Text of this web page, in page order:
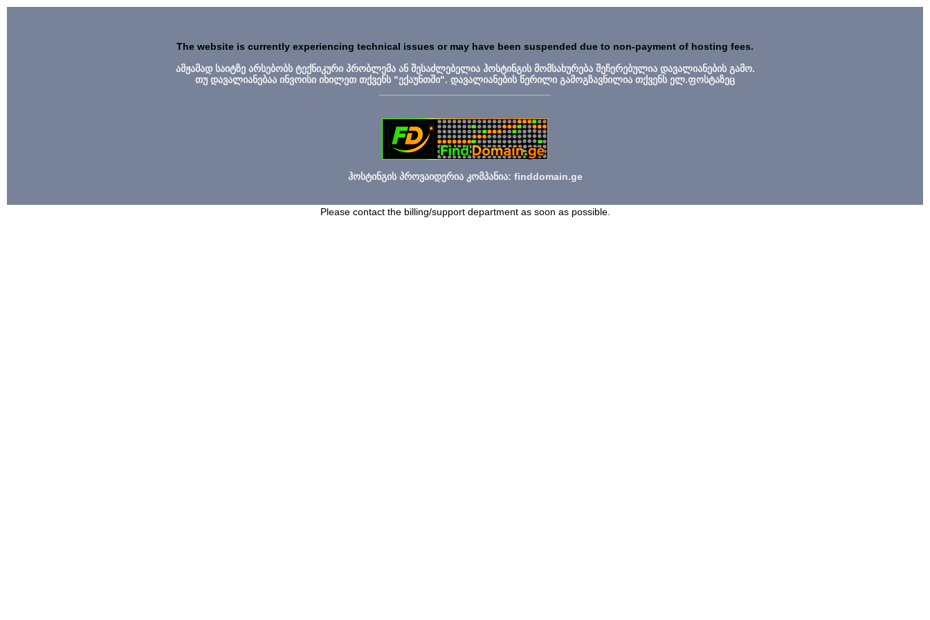
The website is currently experiencing technical issues or may have been suspended due to non-payment of hosting fees.
ამჟამად საიტზე არსებობს ტექნიკური პრობლემა ან შესაძლებელია ჰოსტინგის მომსახურება შეჩერებულია დავალიანების გამო.
თუ დავალიანებაა ინვოისი იხილეთ თქვენს "ექაუნთში". დავალიანების წერილი გამოგზავნილია თქვენს ელ.ფოსტაზეც
ჰოსტინგის პროვაიდერია კომპანია: finddomain.ge
Please contact the billing/support department as soon as possible.